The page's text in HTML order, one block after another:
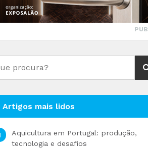
PUB
Artigos mais lidos
Aquicultura em Portugal: produção,
tecnologia e desafios